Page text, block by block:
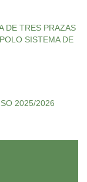
DE TRES PRAZAS
SISTEMA DE
2025/2026